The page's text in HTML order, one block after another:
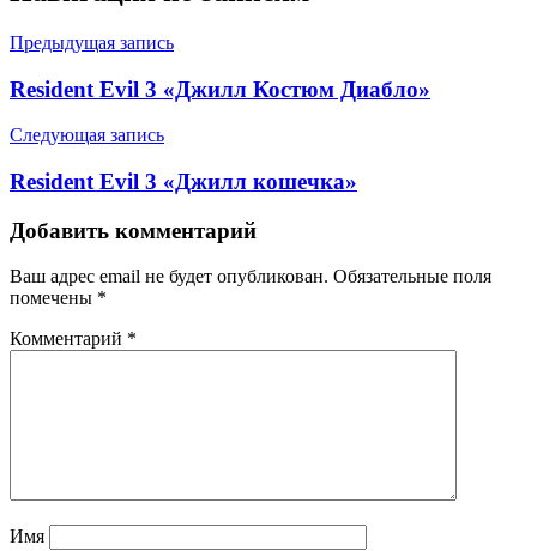
Предыдущая запись
Resident Evil 3 «Джилл Костюм Диабло»
Следующая запись
Resident Evil 3 «Джилл кошечка»
Добавить комментарий
Ваш адрес email не будет опубликован. Обязательные поля
помечены *
Комментарий *
Имя